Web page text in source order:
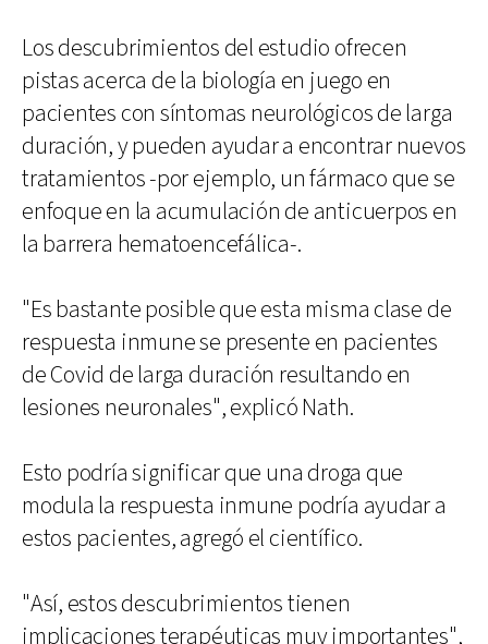
Los descubrimientos del estudio ofrecen
pistas acerca de la biología en juego en
pacientes con síntomas neurológicos de larga
duración, y pueden ayudar a encontrar nuevos
tratamientos -por ejemplo, un fármaco que se
enfoque en la acumulación de anticuerpos en
la barrera hematoencefálica-.
"Es bastante posible que esta misma clase de
respuesta inmune se presente en pacientes
de Covid de larga duración resultando en
lesiones neuronales", explicó Nath.
Esto podría significar que una droga que
modula la respuesta inmune podría ayudar a
estos pacientes, agregó el científico.
"Así, estos descubrimientos tienen
implicaciones terapéuticas muy importantes",